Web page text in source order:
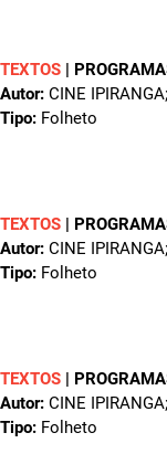
TEXTOS |
Autor: CINE
Tipo: Folheto
TEXTOS |
Autor: CINE
Tipo: Folheto
TEXTOS |
Autor: CINE
Tipo: Folheto